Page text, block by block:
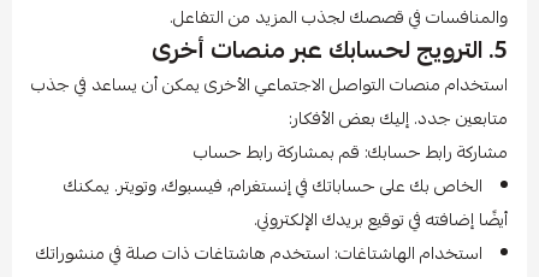
والمنافسات في قصصك لجذب المزيد من التفاعل.
5. الترويج لحسابك عبر منصات أخرى
استخدام منصات التواصل الاجتماعي الأخرى يمكن أن يساعد في جذب
متابعين جدد. إليك بعض الأفكار:
مشاركة رابط حسابك: قم بمشاركة رابط حساب
الخاص بك على حساباتك في إنستغرام، فيسبوك، وتويتر. يمكنك
أيضًا إضافته في توقيع بريدك الإلكتروني.
استخدام الهاشتاغات: استخدم هاشتاغات ذات صلة في منشوراتك